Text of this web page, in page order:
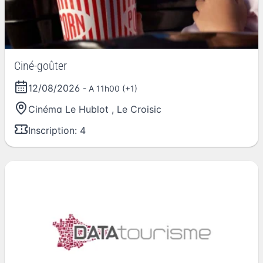
Ciné-goûter
12/08/2026 - A 11h00 (+1)
Cinéma Le Hublot , Le Croisic
Inscription: 4